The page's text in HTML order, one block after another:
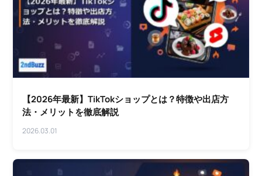
【2026年最新】TikTokショップとは？特徴や出店方
法・メリットを徹底解説
2026.03.01